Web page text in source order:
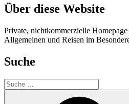
Über diese Website
Private, nichtkommerzielle
Allgemeinen und Reisen im
Suche
Suche
nach: